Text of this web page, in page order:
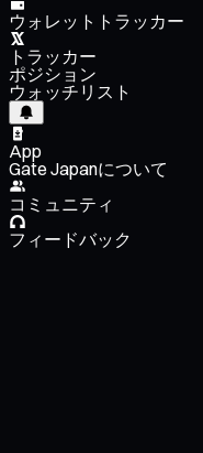
ウォレットトラッカー
トラッカー
ポジション
ウォッチリスト
App
Gate Japanについて
コミュニティ
フィードバック